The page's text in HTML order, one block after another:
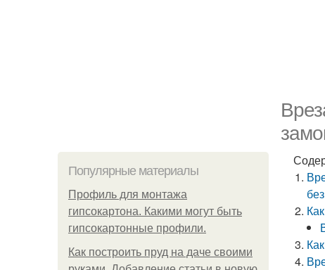
Популярные материалы
Профиль для монтажа
гипсокартона. Какими могут быть
гипсокартонные профили.
Как построить пруд на даче своими